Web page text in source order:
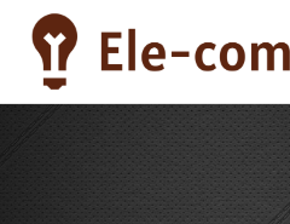
content
ele-comp